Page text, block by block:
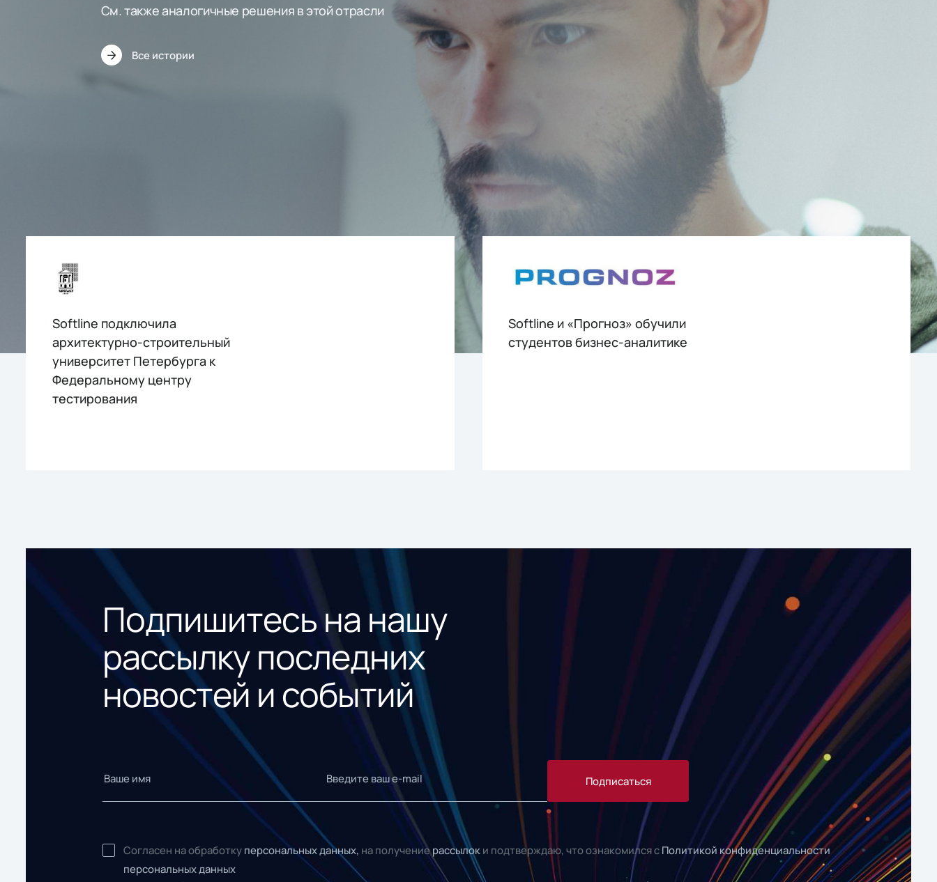
См. также аналогичные решения в этой отрасли
Все истории
Softline подключила
архитектурно-строительный
университет Петербурга к
Федеральному центру
тестирования
Softline и «Прогноз» обучили
студентов бизнес-аналитике
Подпишитесь на нашу
рассылку последних
новостей и событий
Подписаться
Согласен на обработку персональных данных, на получениерассылок и подтверждаю, что ознакомился с Политикой конфиденциальности
персональных данных